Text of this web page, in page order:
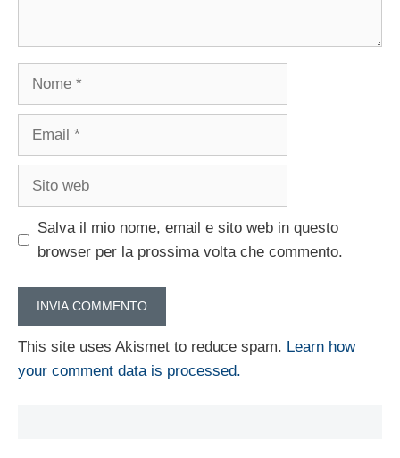
Nome
Email
Sito
Salva il mio nome, email e sito web in questo
browser per la prossima volta che commento.
This site uses Akismet to reduce spam. Learn how
your comment data is processed.